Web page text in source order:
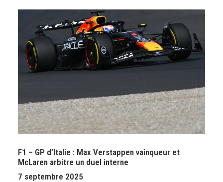
F1 – GP d’Italie : Max Verstappen vainqueur et
McLaren arbitre un duel interne
7 septembre 2025